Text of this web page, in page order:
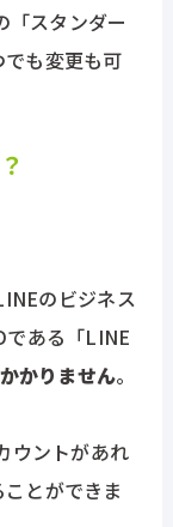
スタンダー
も変更も可
のビジネス
ある「LINE
かりません。
ウントがあれ
とができま